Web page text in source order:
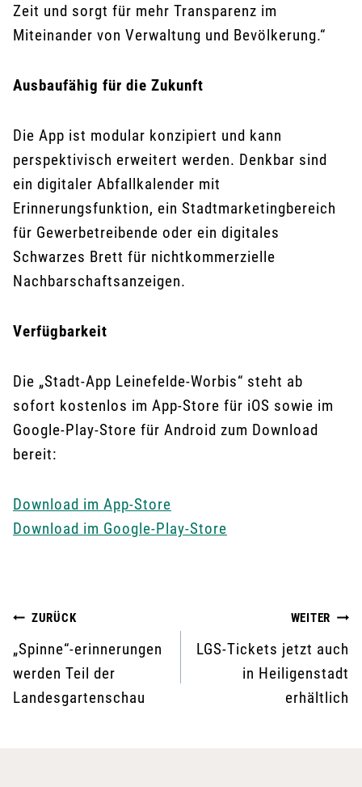
Zeit und sorgt für mehr Transparenz im
Miteinander von Verwaltung und Bevölkerung.“
Ausbaufähig für die Zukunft
Die App ist modular konzipiert und kann
perspektivisch erweitert werden. Denkbar sind
ein digitaler Abfallkalender mit
Erinnerungsfunktion, ein Stadtmarketingbereich
für Gewerbetreibende oder ein digitales
Schwarzes Brett für nichtkommerzielle
Nachbarschaftsanzeigen.
Verfügbarkeit
Die „Stadt-App Leinefelde-Worbis“ steht ab
sofort kostenlos im App-Store für iOS sowie im
Google-Play-Store für Android zum Download
bereit:
Download im App-Store
Download im Google-Play-Store
Beitragsnavigation
ZURÜCK
„Spinne“-erinnerungen
werden Teil der
Landesgartenschau
WEITER
LGS-Tickets jetzt auch
in Heiligenstadt
erhältlich